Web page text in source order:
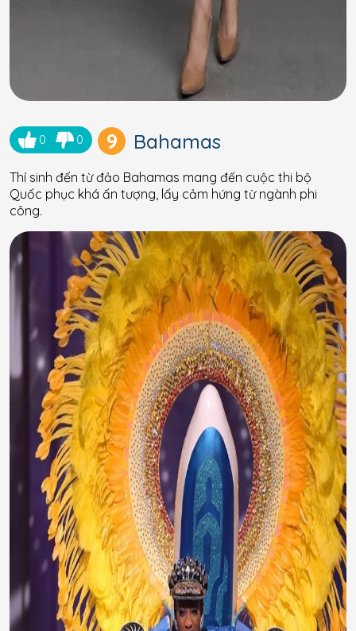
0 0 9 Bahamas
Thí sinh đến từ đảo Bahamas mang đến cuộc thi bộ
Quốc phục khá ấn tượng, lấy cảm hứng từ ngành phi
công.